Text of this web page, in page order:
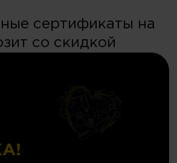
сертификаты на
со скидкой